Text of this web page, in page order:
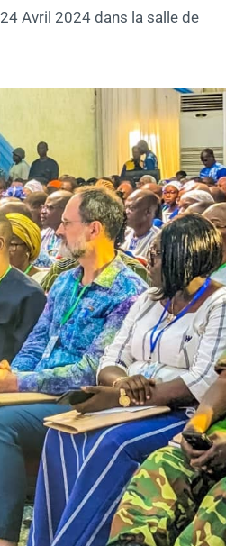
Avril 2024 dans la salle de